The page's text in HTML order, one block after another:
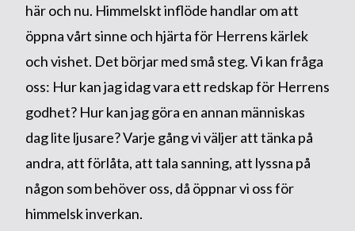
här och nu. Himmelskt inflöde handlar om att
öppna vårt sinne och hjärta för Herrens kärlek
och vishet. Det börjar med små steg. Vi kan fråga
oss: Hur kan jag idag vara ett redskap för Herrens
godhet? Hur kan jag göra en annan människas
dag lite ljusare? Varje gång vi väljer att tänka på
andra, att förlåta, att tala sanning, att lyssna på
någon som behöver oss, då öppnar vi oss för
himmelsk inverkan.